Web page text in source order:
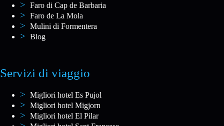
Faro di Cap de Barbaria
Faro de La Mola
Mulini di Formentera
Blog
Servizi di viaggio
Migliori hotel Es Pujol
Migliori hotel Migjorn
Migliori hotel El Pilar